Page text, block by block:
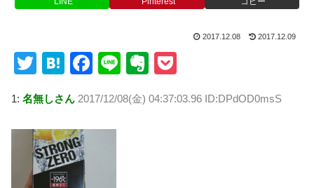
2017.12.08 2017.12.09
T
tt
er
H
e
n
a
F
c
e
Li
e
E
er ck
1: 名無しさん 2017/12/08(金) 04:37:03.96 ID:DPdOD0msS